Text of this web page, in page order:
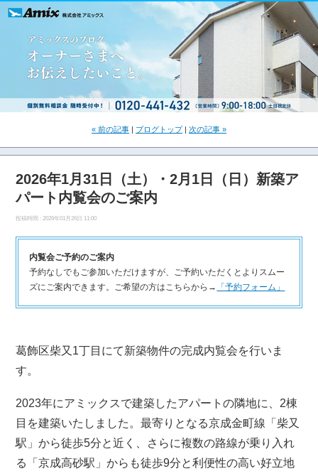
« 前の記事 ブログトップ| 次の記事 »
2026年1月31日（土）・2月1日（日）新築ア
パート内覧会のご案内
投稿時間 : 2026年01月26日 11:00
内覧会ご予約のご案内
予約なしでもご参加いただけますが、ご予約いただくとよりスムー
ズにご案内できます。ご希望の方はこちらから→
「予約フォーム」
葛飾区柴又1丁目にて新築物件の完成内覧会を行いま
す。
2023年にアミックスで建築したアパートの隣地に、2棟
目を建築いたしました。最寄りとなる京成金町線「柴又
駅」から徒歩5分と近く、さらに複数の路線が乗り入れ
る「京成高砂駅」からも徒歩9分と利便性の高い好立地